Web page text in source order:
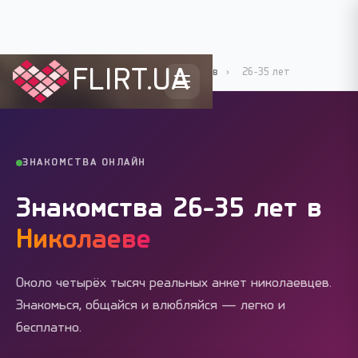
FLIRT.UA
Flirt.ua › Города Украины Николаев › 26-35 лет
ЗНАКОМСТВА ОНЛАЙН
Знакомства 26-35 лет в
Николаеве
Около четырёх тысяч реальных анкет николаевцев.
Знакомься, общайся и влюбляйся — легко и
бесплатно.